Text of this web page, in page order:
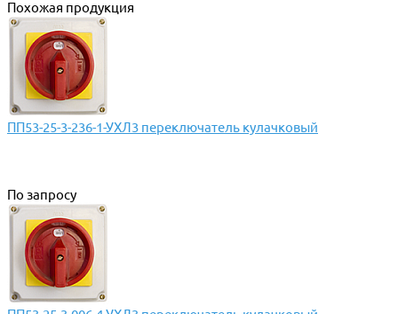
Похожая продукция
ПП53-25-3-236-1-УХЛ3 переключатель кулачковый
По запросу